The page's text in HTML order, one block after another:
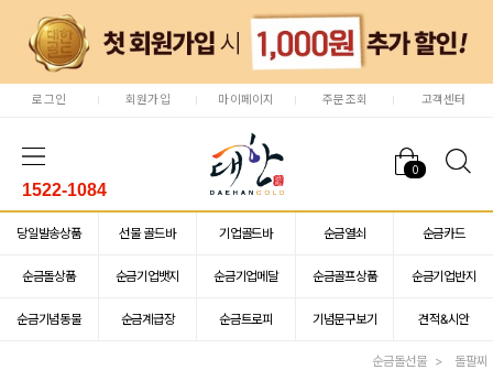
로그인 회원가입 마이페이지 주문조회 고객센터
0
1522-1084
당일발송상품 선물 골드바 기업골드바 순금열쇠 순금카드
순금돌상품 순금기업뱃지 순금기업메달 순금골프상품 순금기업반지
순금기념동물 순금계급장 순금트로피 기념문구보기 견적&시안
순금돌선물 돌팔찌